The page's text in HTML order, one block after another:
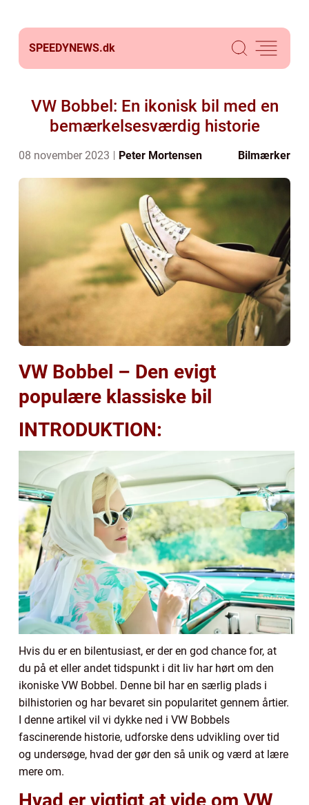
SPEEDYNEWS.dk
VW Bobbel: En ikonisk bil med en
bemærkelsesværdig historie
08 november 2023 Peter Mortensen Bilmærker
VW Bobbel – Den evigt
populære klassiske bil
INTRODUKTION:
Hvis du er en bilentusiast, er der en god chance for, at
du på et eller andet tidspunkt i dit liv har hørt om den
ikoniske VW Bobbel. Denne bil har en særlig plads i
bilhistorien og har bevaret sin popularitet gennem årtier.
I denne artikel vil vi dykke ned i VW Bobbels
fascinerende historie, udforske dens udvikling over tid
og undersøge, hvad der gør den så unik og værd at lære
mere om.